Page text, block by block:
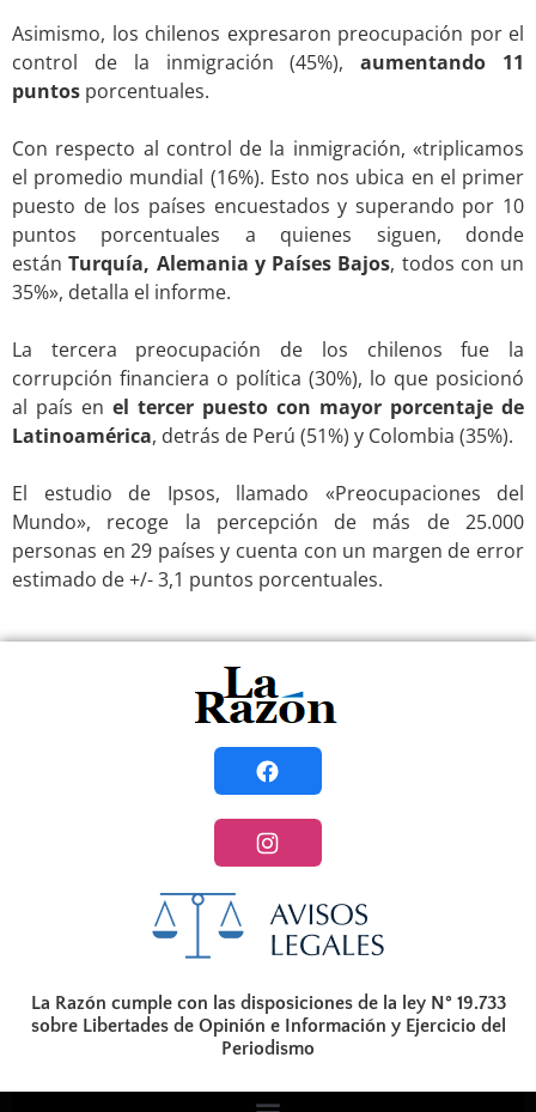
Asimismo, los chilenos expresaron preocupación por el
control de la inmigración (45%),aumentando 11
puntos porcentuales.
Con respecto al control de la inmigración, «triplicamos
el promedio mundial (16%). Esto nos ubica en el primer
puesto de los países encuestados y superando por 10
puntos porcentuales a quienes siguen, donde
estánTurquía, Alemania y Países Bajos, todos con un
35%», detalla el informe.
La tercera preocupación de los chilenos fue la
corrupción financiera o política (30%), lo que posicionó
al país en el tercer puesto con mayor porcentaje de
Latinoamérica, detrás de Perú (51%) y Colombia (35%).
El estudio de Ipsos, llamado «Preocupaciones del
Mundo», recoge la percepción de más de 25.000
personas en 29 países y cuenta con un margen de error
estimado de +/- 3,1 puntos porcentuales.
La Razón cumple con las disposiciones de la ley N° 19.733
sobre Libertades de Opinión e Información y Ejercicio del
Periodismo